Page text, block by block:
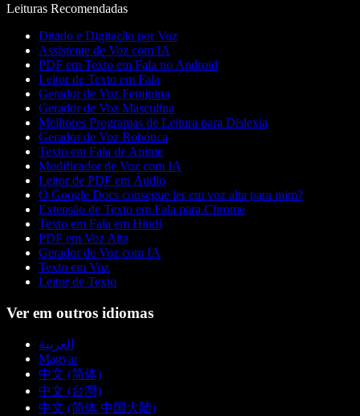
Leituras Recomendadas
Ditado e Digitação por Voz
Assistente de Voz com IA
PDF em Texto em Fala no Android
Leitor de Texto em Fala
Gerador de Voz Feminina
Gerador de Voz Masculina
Melhores Programas de Leitura para Dislexia
Gerador de Voz Robótica
Texto em Fala de Anime
Modificador de Voz com IA
Leitor de PDF em Áudio
O Google Docs consegue ler em voz alta para mim?
Extensão de Texto em Fala para Chrome
Texto em Fala em Hindi
PDF em Voz Alta
Gerador de Voz com IA
Texto em Voz
Leitor de Texto
Ver em outros idiomas
العربية
Magyar
中文 (简体)
中文 (台灣)
中文 (简体 中国大陆)